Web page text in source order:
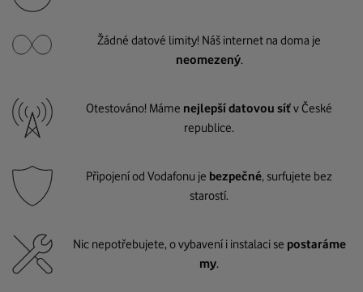
Žádné datové limity! Náš internet na doma je
neomezený.
Otestováno! Máme nejlepší datovou síťv České
republice.
Připojení od Vodafonu je bezpečné, surfujete bez
starostí.
Nic nepotřebujete, o vybavení i instalaci se postaráme
my.